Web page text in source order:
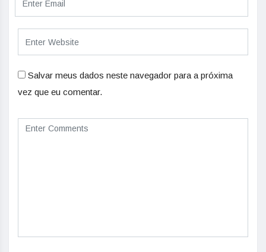
Salvar meus dados neste navegador para a próxima
vez que eu comentar.